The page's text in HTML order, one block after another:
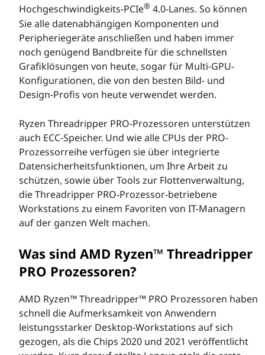
Hochgeschwindigkeits-PCIe® 4.0-Lanes. So können
Sie alle datenabhängigen Komponenten und
Peripheriegeräte anschließen und haben immer
noch genügend Bandbreite für die schnellsten
Grafiklösungen von heute, sogar für Multi-GPU-
Konfigurationen, die von den besten Bild- und
Design-Profis von heute verwendet werden.
Ryzen Threadripper PRO-Prozessoren unterstützen
auch ECC-Speicher. Und wie alle CPUs der PRO-
Prozessorreihe verfügen sie über integrierte
Datensicherheitsfunktionen, um Ihre Arbeit zu
schützen, sowie über Tools zur Flottenverwaltung,
die Threadripper PRO-Prozessor-betriebene
Workstations zu einem Favoriten von IT-Managern
auf der ganzen Welt machen.
Was sind AMD Ryzen™ Threadripper
PRO Prozessoren?
AMD Ryzen™ Threadripper™ PRO Prozessoren haben
schnell die Aufmerksamkeit von Anwendern
leistungsstarker Desktop-Workstations auf sich
gezogen, als die Chips 2020 und 2021 veröffentlicht